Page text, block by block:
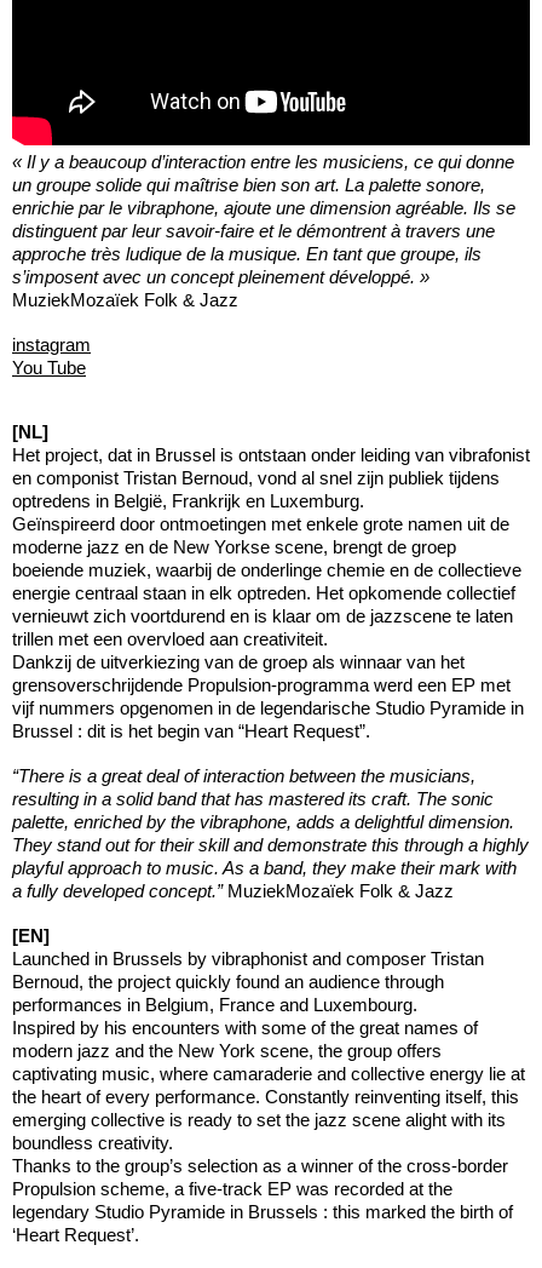
« Il y a beaucoup d’interaction entre les musiciens, ce qui donne
un groupe solide qui maîtrise bien son art. La palette sonore,
enrichie par le vibraphone, ajoute une dimension agréable. Ils se
distinguent par leur savoir-faire et le démontrent à travers une
approche très ludique de la musique. En tant que groupe, ils
s’imposent avec un concept pleinement développé. »
MuziekMozaïek Folk & Jazz
instagram
You Tube
[NL]
Het project, dat in Brussel is ontstaan onder leiding van vibrafonist
en componist Tristan Bernoud, vond al snel zijn publiek tijdens
optredens in België, Frankrijk en Luxemburg.
Geïnspireerd door ontmoetingen met enkele grote namen uit de
moderne jazz en de New Yorkse scene, brengt de groep
boeiende muziek, waarbij de onderlinge chemie en de collectieve
energie centraal staan in elk optreden. Het opkomende collectief
vernieuwt zich voortdurend en is klaar om de jazzscene te laten
trillen met een overvloed aan creativiteit.
Dankzij de uitverkiezing van de groep als winnaar van het
grensoverschrijdende Propulsion-programma werd een EP met
vijf nummers opgenomen in de legendarische Studio Pyramide in
Brussel : dit is het begin van “Heart Request”.
“There is a great deal of interaction between the musicians,
resulting in a solid band that has mastered its craft. The sonic
palette, enriched by the vibraphone, adds a delightful dimension.
They stand out for their skill and demonstrate this through a highly
playful approach to music. As a band, they make their mark with
a fully developed concept.” MuziekMozaïek Folk & Jazz
[EN]
Launched in Brussels by vibraphonist and composer Tristan
Bernoud, the project quickly found an audience through
performances in Belgium, France and Luxembourg.
Inspired by his encounters with some of the great names of
modern jazz and the New York scene, the group offers
captivating music, where camaraderie and collective energy lie at
the heart of every performance. Constantly reinventing itself, this
emerging collective is ready to set the jazz scene alight with its
boundless creativity.
Thanks to the group’s selection as a winner of the cross-border
Propulsion scheme, a five-track EP was recorded at the
legendary Studio Pyramide in Brussels : this marked the birth of
‘Heart Request’.